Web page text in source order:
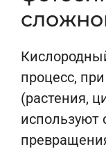
процесс,
(растения,
используют